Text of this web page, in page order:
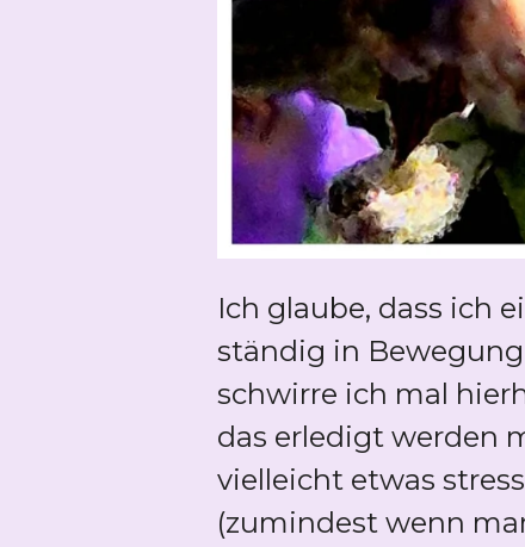
Ich glaube, dass ich
ständig in
schwirre ich mal
das erledigt werden
vielleicht etwas
(zumindest wenn